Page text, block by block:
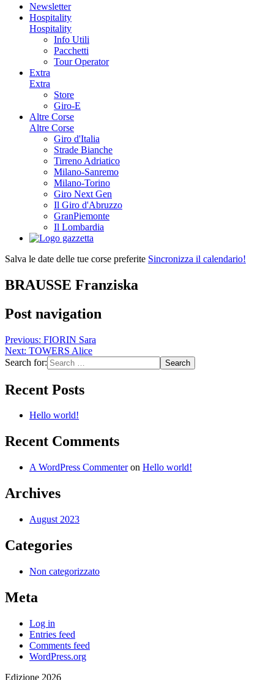
Newsletter
Hospitality
Hospitality
Info Utili
Pacchetti
Tour Operator
Extra
Extra
Store
Giro-E
Altre Corse
Altre Corse
Giro d'Italia
Strade Bianche
Tirreno Adriatico
Milano-Sanremo
Milano-Torino
Giro Next Gen
Il Giro d'Abruzzo
GranPiemonte
Il Lombardia
Salva le date delle tue corse preferite Sincronizza il calendario!
BRAUSSE Franziska
Post navigation
Previous: FIORIN Sara
Next: TOWERS Alice
Search for:
Recent Posts
Hello world!
Recent Comments
A WordPress Commenteron Hello world!
Archives
August 2023
Categories
Non categorizzato
Meta
Log in
Entries feed
Comments feed
WordPress.org
Edizione 2026